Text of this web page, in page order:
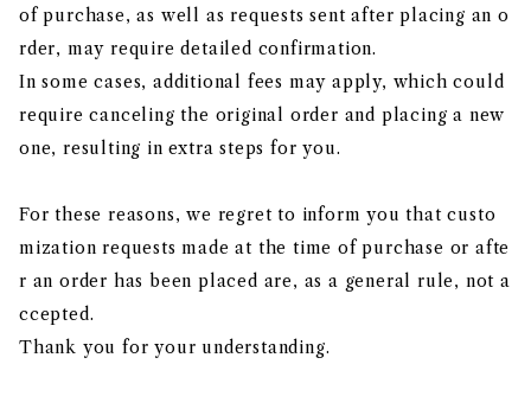
of purchase, as well as requests sent after placing an o
rder, may require detailed confirmation.
In some cases, additional fees may apply, which could
require canceling the original order and placing a new
one, resulting in extra steps for you.
For these reasons, we regret to inform you that custo
mization requests made at the time of purchase or afte
r an order has been placed are, as a general rule, not a
ccepted.
Thank you for your understanding.